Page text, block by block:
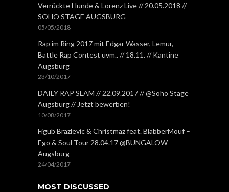
Verrückte Hunde & Lorenz Live // 20.05.2018 //
SOHO STAGE AUGSBURG
05/05/2018
Rap im Ring 2017 mit Edgar Wasser, Lemur,
Battle Rap Contest uvm.. // 18.11. // Kantine
Augsburg
23/10/2017
DAILY RAP SLAM // 22.09.2017 // @Soho Stage
Augsburg // Jetzt bewerben!
10/08/2017
Figub Brazlevic & Christmaz feat. BlabberMouf –
Ego & Soul Tour 28.04.17 @BUNGALOW
Augsburg
24/04/2017
MOST DISCUSSED